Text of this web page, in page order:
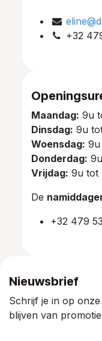
+32
Maandag: 9u
Dinsdag: 9u
Woensdag: 9u
Donderdag:
Vrijdag: 9u tot
De
+32 479
Nieuwsbrief
Schrijf je in op
blijven van